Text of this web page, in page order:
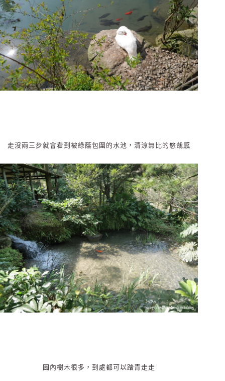
走沒兩三步就會看到被綠蔭包圍的水池，清涼無比的悠哉感
園內樹木很多，到處都可以踏青走走